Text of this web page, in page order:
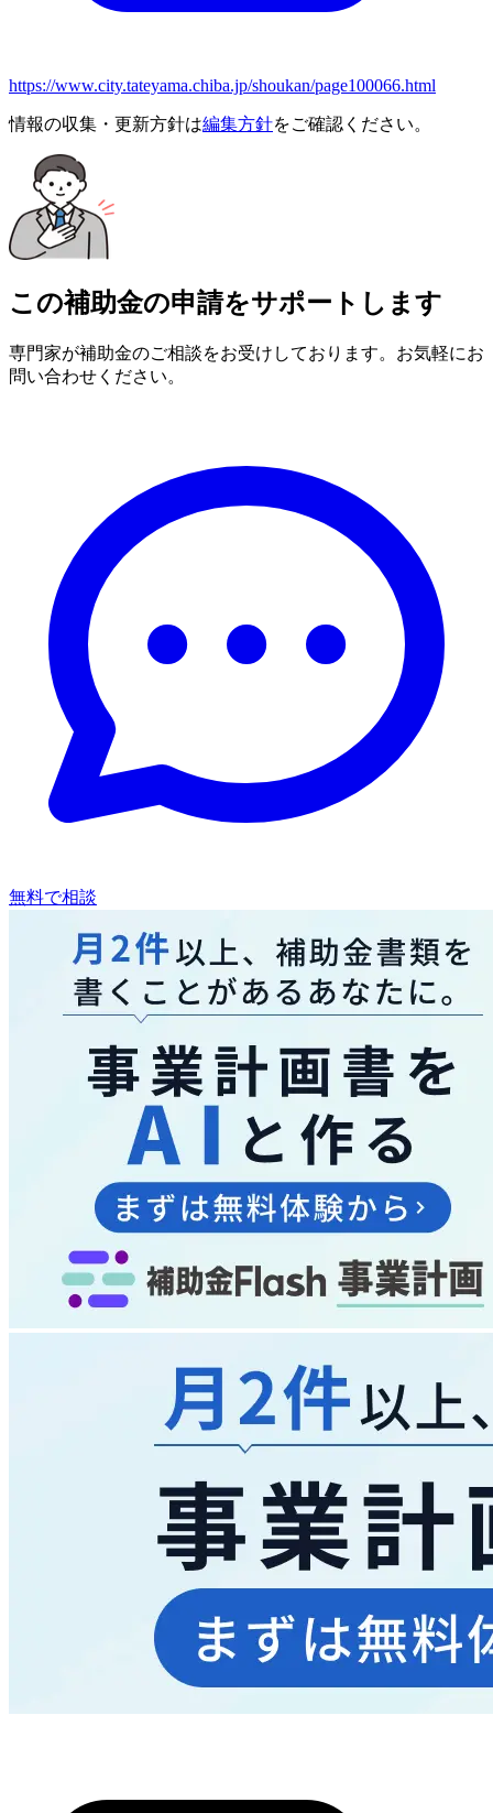
https://www.city.tateyama.chiba.jp/shoukan/page100066.html
情報の収集・更新方針は編集方針をご確認ください。
この補助金の申請をサポートします
専門家が補助金のご相談をお受けしております。お気軽にお
問い合わせください。
無料で相談